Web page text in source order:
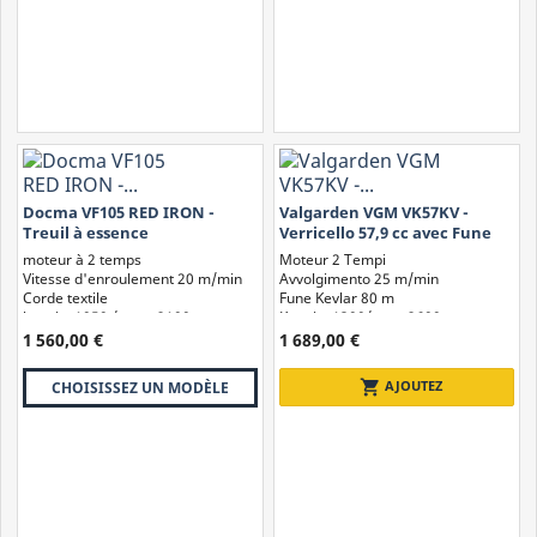
Docma VF105 RED IRON -
Treuil à essence
professionnel - 2100 kg avec
câble
moteur à 2 temps
Vitesse d'enroulement 20 m/min
Corde textile
kg min. 1050 / max. 2100
1 560,00 €
CHOISISSEZ UN MODÈLE
Valgarden VGM VK57KV -
Verricello 57,9 cc avec Fune
Kevlar
Moteur 2 Tempi
Avvolgimento 25 m/min
Fune Kevlar 80 m
Kg min. 1300/max. 2600
1 689,00 €
shopping_cart AJOUTEZ